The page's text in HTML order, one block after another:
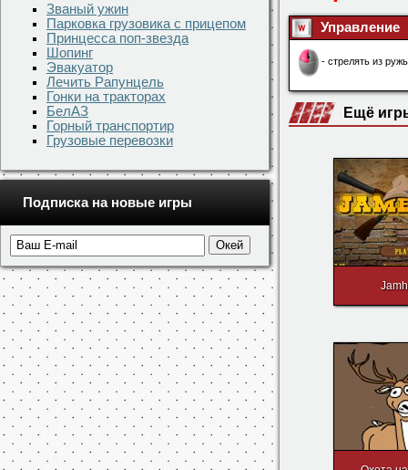
Званый ужин
Парковка грузовика с прицепом
Принцесса поп-звезда
Шопинг
Эвакуатор
Лечить Рапунцель
Гонки на тракторах
БелАЗ
Горный транспортир
Грузовые перевозки
Подписка на новые игры
Скачать
Управление
- стрелять из